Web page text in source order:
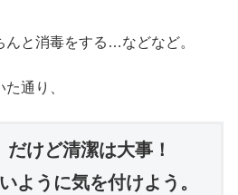
と消毒をする…などなど。
通り、
だけど清潔は大事！
ように気を付けよう。